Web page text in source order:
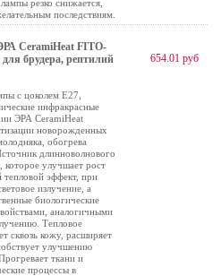
резко снижается,
последствиям.
CeramiHeat FITO-
брудера, рептилий
с цоколем Е27,
инфракрасные
ЭРА CeramiHeat
новорожденных
обогрева
длинноволнового
которое улучшает рост
эффект, при
излучение, а
биологические
аналогичными
Тепловое
сквозь кожу, расширяет
улучшению
ткани и
процессы в
654.01 руб